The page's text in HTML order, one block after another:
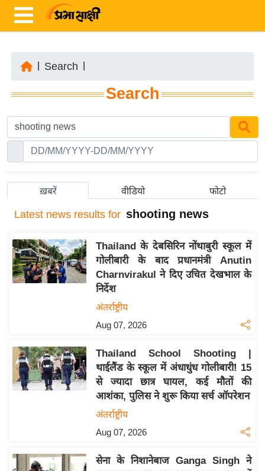
ज़ा
ख
र
ष्ट्री
अं
र्रा
ष्ट्री
य
स
उ
द्यो
ग
वि
Search
Search
ख़बरें वीडियो फोटो
Latest news results for shooting news
Thailand के देबसिरिन नोंथाबुरी स्कूल में
गोलीबारी के बाद प्रधानमंत्री Anutin
Charnvirakul ने दिए उचित देखभाल के
निर्देश
अंतर्राष्ट्रीय
Aug 07, 2026
Thailand School Shooting |
थाईलैंड के स्कूल में अंधाधुंध गोलीबारी! 15
से ज्यादा छात्र घायल, कई मौतों की
आशंका, पुलिस ने शुरू किया सर्च ऑपरेशन
अंतर्राष्ट्रीय
Aug 07, 2026
सेना के निशानेबाज Ganga Singh ने